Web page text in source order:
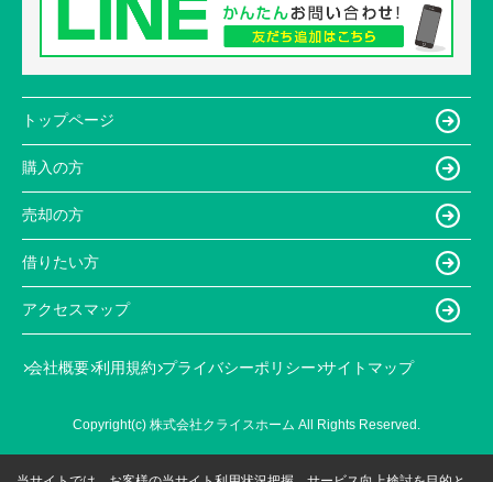
トップページ
購入の方
売却の方
借りたい方
アクセスマップ
会社概要 利用規約 プライバシーポリシー サイトマップ
Copyright(c) 株式会社クライスホーム All Rights Reserved.